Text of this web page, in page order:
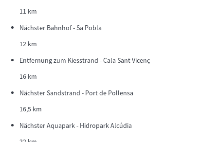
11 km
Nächster Bahnhof - Sa Pobla
12 km
Entfernung zum Kiesstrand - Cala Sant Vicenç
16 km
Nächster Sandstrand - Port de Pollensa
16,5 km
Nächster Aquapark - Hidropark Alcúdia